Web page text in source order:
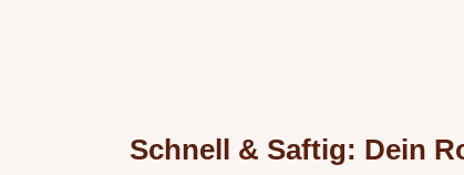
Schnell & Saftig: Dein